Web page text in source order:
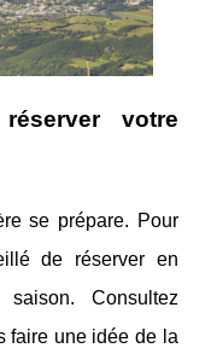
votre
se prépare. Pour
de réserver en
Consultez
faire une idée de la